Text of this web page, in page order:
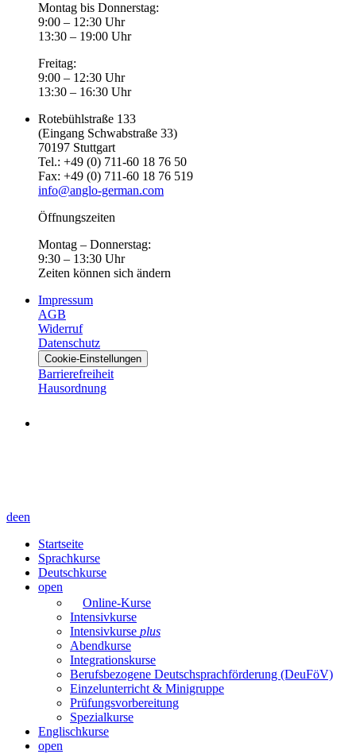
Montag bis Donnerstag:
9:00 – 12:30 Uhr
13:30 – 19:00 Uhr
Freitag:
9:00 – 12:30 Uhr
13:30 – 16:30 Uhr
Rotebühlstraße 133
(Eingang Schwabstraße 33)
70197 Stuttgart
Tel.: +49 (0) 711-60 18 76 50
Fax: +49 (0) 711-60 18 76 519
info@anglo-german.com
Öffnungszeiten
Montag – Donnerstag:
9:30 – 13:30 Uhr
Zeiten können sich ändern
Impressum
AGB
Widerruf
Datenschutz
Cookie-Einstellungen
Barrierefreiheit
Hausordnung
deen
Startseite
Sprachkurse
Deutschkurse
open
Online-Kurse
Intensivkurse
Intensivkurse plus
Abendkurse
Integrationskurse
Berufsbezogene Deutschsprachförderung (DeuFöV)
Einzelunterricht & Minigruppe
Prüfungsvorbereitung
Spezialkurse
Englischkurse
open